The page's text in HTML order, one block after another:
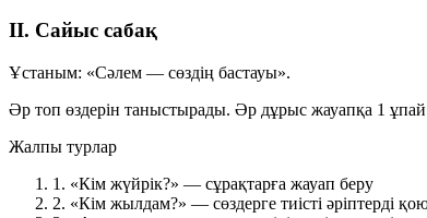
II. Сайыс сабақ
Ұстаным: «Сәлем — сөздің бастауы».
Әр топ өздерін таныстырады. Әр дұрыс жауапқа 1 ұпай
Жалпы турлар
1. «Кім жүйрік?» — сұрақтарға жауап беру
2. «Кім жылдам?» — сөздерге тиісті әріптерді